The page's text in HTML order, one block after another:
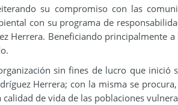
su compromiso con las
con su programa de
Herrera. Beneficiando principalmente
sin fines de lucro que
Herrera; con la misma se
de vida de las poblaciones